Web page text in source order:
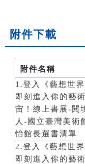
附件下載
附件名稱
1.登入《藝想世界
即刻進入你的藝
宙！線上書展-閱
人-國立臺灣美術
怡館長選書清單
2.登入《藝想世界
即刻進入你的藝